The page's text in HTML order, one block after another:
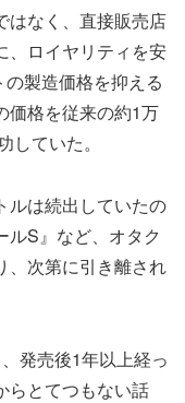
はなく、直接販売店
、ロイヤリティを安
製造価格を抑える
価格を従来の約1万
ていた。
ルは続出していたの
ルS』など、オタク
、次第に引き離され
発売後1年以上経っ
らとてつもない話